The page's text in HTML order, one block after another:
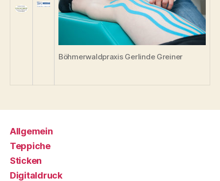
Böhmerwaldpraxis Gerlinde Greiner
Allgemein
Teppiche
Sticken
Digitaldruck